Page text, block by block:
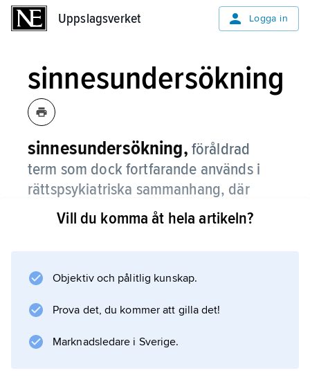
Uppslagsverket Logga in
sinnesundersökning
sinnesundersökning, föråldrad
term som dock fortfarande används i
rättspsykiatriska sammanhang, där
”stor sinnesundersökning” innebär
rättspsykiatrisk undersökning och ”liten
brottmål.
Jämför
rättspsykiatri
.
Vill du komma åt hela artikeln?
Objektiv och pålitlig kunskap.
Prova det, du kommer att gilla det!
Marknadsledare i Sverige.